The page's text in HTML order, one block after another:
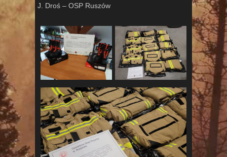
J. Droś – OSP Ruszów